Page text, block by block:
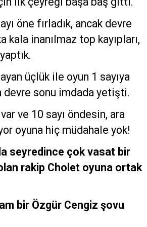
öne fırladık, ancak devre
kala inanılmaz top kayıpları,
üçlük ile oyun 1 sayıya
devre sonu imdada yetişti.
ve 10 sayı öndesin, ara
oyuna hiç müdahale yok!
seyredince çok vasat bir
olan rakip Cholet oyuna ortak
bir Özgür Cengiz şovu